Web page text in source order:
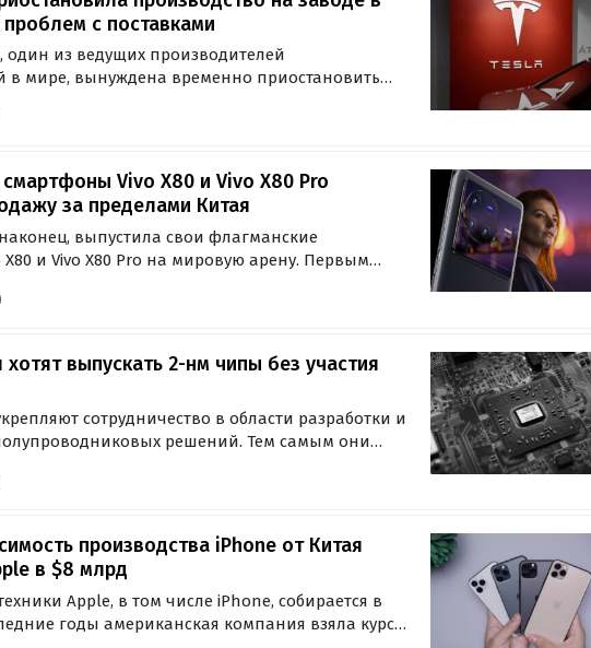
с поставками
один из ведущих производителей
в мире, вынуждена временно приостановить
информационное агентство Reuters со
Vivo X80 и Vivo X80 Pro
за пределами Китая
выпустила свои флагманские
и Vivo X80 Pro на мировую арену. Первым
выпускать 2-нм чипы без участия
сотрудничество в области разработки и
решений. Тем самым они
пишет издание Nikkei Asia.
производства iPhone от Китая
в $8 млрд
Apple, в том числе iPhone, собирается в
годы американская компания взяла курс